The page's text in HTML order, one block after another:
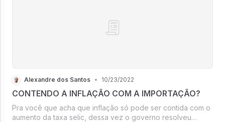
Alexandre dos Santos • 10/23/2022
CONTENDO A INFLAÇÃO COM A IMPORTAÇÃO?
Pra você que acha que inflação só pode ser contida com o
aumento da taxa selic, dessa vez o governo resolveu